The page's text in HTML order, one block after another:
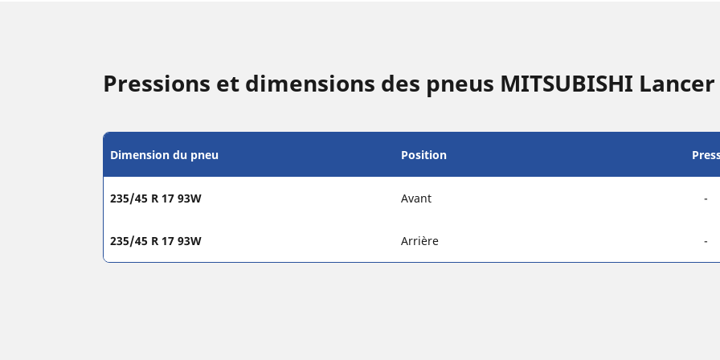
Pressions et dimensions des pneus MITSUBISHI Lancer
Dimension du pneu Position
235/45 R 17 93W Avant -
235/45 R 17 93W Arrière -